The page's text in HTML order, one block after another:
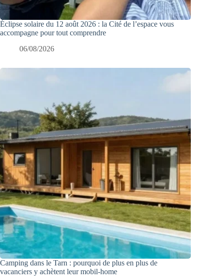
Éclipse solaire du 12 août 2026 : la Cité de l’espace vous
accompagne pour tout comprendre
06/08/2026
Camping dans le Tarn : pourquoi de plus en plus de
vacanciers y achètent leur mobil-home